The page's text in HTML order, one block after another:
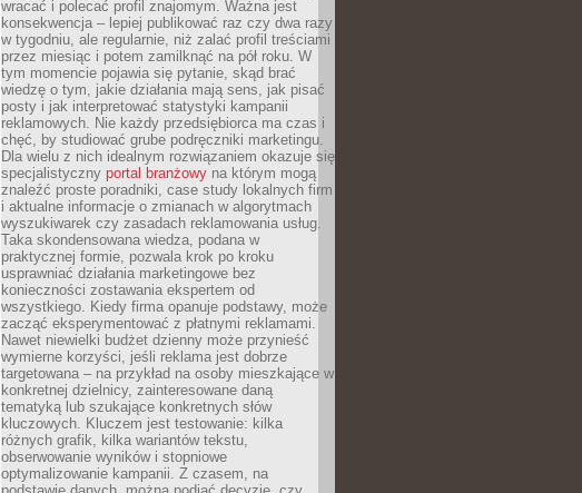
wracać i polecać profil znajomym. Ważna jest
konsekwencja – lepiej publikować raz czy dwa razy
w tygodniu, ale regularnie, niż zalać profil treściami
przez miesiąc i potem zamilknąć na pół roku. W
tym momencie pojawia się pytanie, skąd brać
wiedzę o tym, jakie działania mają sens, jak pisać
posty i jak interpretować statystyki kampanii
reklamowych. Nie każdy przedsiębiorca ma czas i
chęć, by studiować grube podręczniki marketingu.
Dla wielu z nich idealnym rozwiązaniem okazuje się
specjalistyczny portal branżowy na którym mogą
znaleźć proste poradniki, case study lokalnych firm
i aktualne informacje o zmianach w algorytmach
wyszukiwarek czy zasadach reklamowania usług.
Taka skondensowana wiedza, podana w
praktycznej formie, pozwala krok po kroku
usprawniać działania marketingowe bez
konieczności zostawania ekspertem od
wszystkiego. Kiedy firma opanuje podstawy, może
zacząć eksperymentować z płatnymi reklamami.
Nawet niewielki budżet dzienny może przynieść
wymierne korzyści, jeśli reklama jest dobrze
targetowana – na przykład na osoby mieszkające w
konkretnej dzielnicy, zainteresowane daną
tematyką lub szukające konkretnych słów
kluczowych. Kluczem jest testowanie: kilka
różnych grafik, kilka wariantów tekstu,
obserwowanie wyników i stopniowe
optymalizowanie kampanii. Z czasem, na